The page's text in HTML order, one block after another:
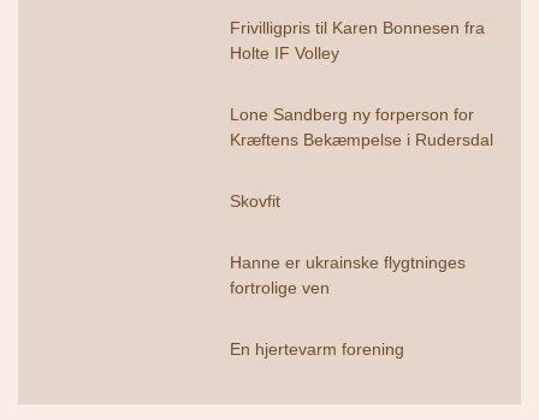
Frivilligpris til Karen Bonnesen fra
Holte IF Volley
Lone Sandberg ny forperson for
Kræftens Bekæmpelse i Rudersdal
Skovfit
Hanne er ukrainske flygtninges
fortrolige ven
En hjertevarm forening